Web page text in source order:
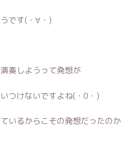
です(・∀・)
奏しようって発想が
つけないですよね(・0・)
いるからこその発想だったのか